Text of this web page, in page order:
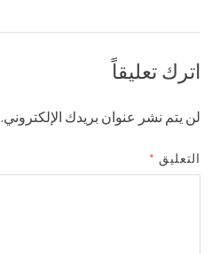
اترك تعليقاً
لن يتم نشر عنوان بريدك الإلكتروني.
التعليق *